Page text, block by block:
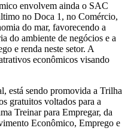
envolvem ainda o SAC
no Doca 1, no Comércio,
do mar, favorecendo a
do ambiente de negócios e a
e renda neste setor. A
econômicos visando
está sendo promovida a Trilha
gratuitos voltados para a
Treinar para Empregar, da
Econômico, Emprego e